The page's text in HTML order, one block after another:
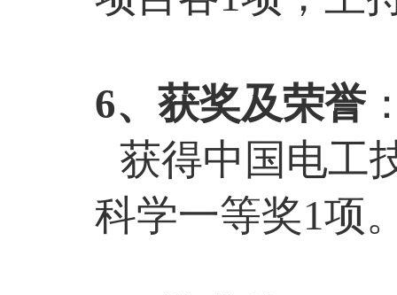
6、获奖及荣誉
获得中国电工
科学一等奖1项